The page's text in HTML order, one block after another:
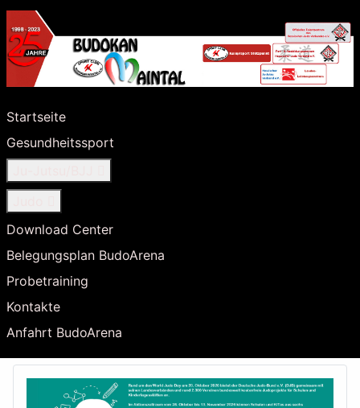
Startseite
Gesundheitssport
Download Center
Belegungsplan BudoArena
Probetraining
Kontakte
Anfahrt BudoArena